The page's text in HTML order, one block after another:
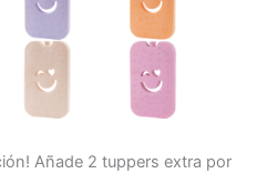
Añade 2 tuppers extra por